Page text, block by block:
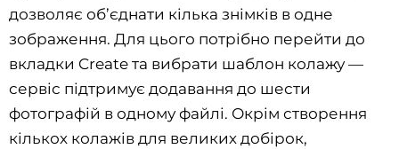
дозволяє об’єднати кілька знімків в одне
зображення. Для цього потрібно перейти до
вкладки Create та вибрати шаблон колажу —
сервіс підтримує додавання до шести
фотографій в одному файлі. Окрім створення
кількох колажів для великих добірок,